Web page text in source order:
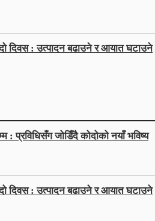
दिवस : उत्पादन बढाउने र आयात घटाउने
: प्रविधिसँग जोडिँदै कोदोको नयाँ भविष्य
दिवस : उत्पादन बढाउने र आयात घटाउने